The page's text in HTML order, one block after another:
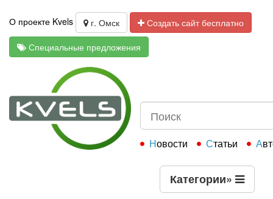
О проекте Kvels г. Омск
Создать сайт бесплатно
Специальные предложения
Новости Статьи
Категории»